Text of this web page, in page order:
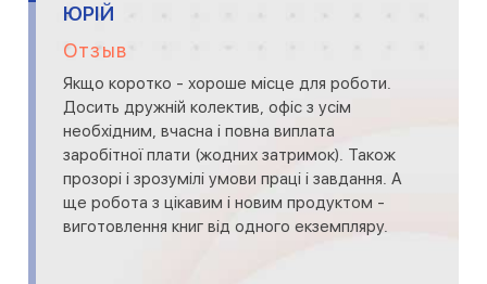
ЮРІЙ
Отзыв
Якщо коротко - хороше місце для роботи.
Досить дружній колектив, офіс з усім
необхідним, вчасна і повна виплата
заробітної плати (жодних затримок). Також
прозорі і зрозумілі умови праці і завдання. А
ще робота з цікавим і новим продуктом -
виготовлення книг від одного екземпляру.